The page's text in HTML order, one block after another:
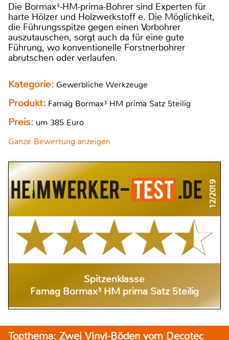
Die Bormax³-HM-prima-Bohrer sind Experten für
harte Hölzer und Holzwerkstoff e. Die Möglichkeit,
die Führungsspitze gegen einen Vorbohrer
auszutauschen, sorgt auch da für eine gute
Führung, wo konventionelle Forstnerbohrer
abrutschen oder verlaufen.
Kategorie: Gewerbliche Werkzeuge
Produkt: Famag Bormax³ HM prima Satz 5teilig
Preis: um 385 Euro
Ganze Bewertung anzeigen
12/2019
Spitzenklasse
Famag Bormax³ HM prima Satz 5teilig
Topthema: Zwei Vinyl-Böden vom Decotec